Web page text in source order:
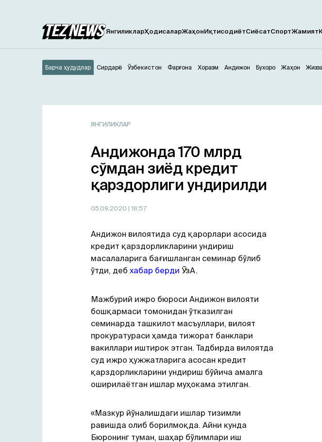
ЯнгиликларҲодисаларЖаҳонИқтисодиётСиёсатСпортЖамият
Андижон
Барча ҳудудлар Бухоро Жаҳон
Сирдарё Ўзбекистон Фарғона Хоразм
ЯНГИЛИКЛАР
Андижонда 170 млрд
сўмдан зиёд кредит
қарздорлиги ундирилди
05.09.2020 | 16:57
Андижон вилоятида суд қарорлари асосида
кредит қарздорликларини ундириш
масалаларига бағишланган семинар бўлиб
ўтди, деб хабар берди ЎзА.
Мажбурий ижро бюроси Андижон вилояти
бошқармаси томонидан ўтказилган
семинарда ташкилот масъуллари, вилоят
прокуратураси ҳамда тижорат банклари
вакиллари иштирок этган. Тадбирда вилоятда
суд ижро ҳужжатларига асосан кредит
қарздорликларини ундириш бўйича амалга
оширилаётган ишлар муҳокама этилган.
«Мазкур йўналишдаги ишлар тизимли
равишда олиб борилмоқда. Айни кунда
Бюронинг туман, шаҳар бўлимлари иш